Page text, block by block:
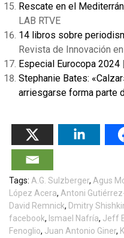
Rescate en el
LAB RTVE
14 libros sobre
Revista de Innovación
Especial Eurocopa 2024
Stephanie Bates:
arriesgarse forma parte
Tags: A.G. Sulzberger, Agus
López Acera, Antoni
David Remnick, Dmitry
facebook, Ismael Nafría, Jeff
Fenoglio, Juan Antonio Giner,